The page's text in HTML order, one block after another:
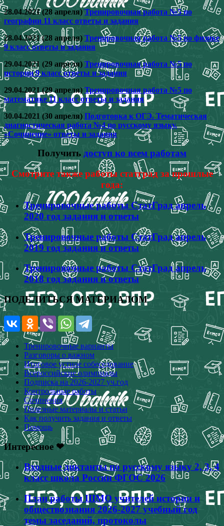
28.04.2021 (28 апреля) Тренировочная работа №5 по
географии 11 класс ответы и задания
28.04.2021 (28 апреля) Тренировочная работа №5 по физике
9 класс ответы и задания
29.04.2021 (29 апреля) Тренировочная работа №5 по
истории 9 класс ответы и задания
29.04.2021 (29 апреля) Тренировочная работа №5 по
математике 11 класс ответы и задания
30.04.2021 (30 апреля) Подготовка к ОГЭ. Тематическая
диагностическая работа №4 по русскому языку.
«Сочинение» ответы и задания
Получить доступ ко всем работам
Смотрите также работы статград за прошлые
года:
Тренировочные работы СтатГрад апрель
2020 год задания и ответы
Тренировочные работы СтатГрад апрель
2019 год задания и ответы
Тренировочные работы СтатГрад апрель
2018 год задания и ответы
ПОДЕЛИТЬСЯ МАТЕРИАЛОМ
Тренировочные варианты
Разговоры о важном
Итоговое устное собеседование
Всероссийские олимпиады
Подписка на 2026-2027 уч.год
Контрольные работы
Сочинения
Полезные материалы и статьи
Как получить задания и ответы
Помощь
Интересное ❤
Входные диктанты по русскому языку 2, 3, 4
класс школа России ФГОС 2026
План работы ШМО учителей истории и
обществознания 2026-2027 учебный год
темы заседаний, протоколы